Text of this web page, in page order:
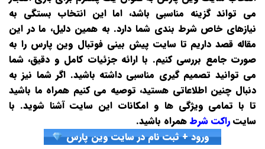
می‌ تواند گزینه مناسبی باشد، اما این انتخاب بستگی به
نیازهای خاص شرط بندی شما دارد. به همین دلیل، ما در این
مقاله قصد داریم تا سایت پیش‌ بینی فوتبال وین پارس را به
صورت جامع بررسی کنیم. با ارائه جزئیات کامل و دقیق، شما
می‌ توانید تصمیم‌ گیری مناسبی داشته باشید. اگر شما نیز به
دنبال چنین اطلاعاتی هستید، توصیه می‌ کنیم همراه ما باشید
تا با تمامی ویژگی‌ ها و امکانات این سایت آشنا شوید. با
سایت راکت شرط همراه باشید.
ورود + ثبت نام در سایت وین پارس